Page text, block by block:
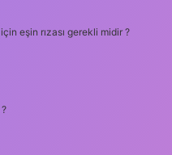
eşin rızası gerekli midir ?